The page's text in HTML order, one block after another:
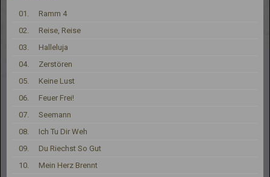
01.
Ramm 4
02.
Reise, Reise
03.
Halleluja
04.
Zerstören
05.
Keine Lust
06.
Feuer Frei!
07.
Seemann
08.
Ich Tu Dir Weh
09.
Du Riechst So Gut
10.
Mein Herz Brennt